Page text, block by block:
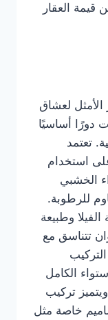
العقار
الأمثل لعشاق
دورًا أساسيًا
تعتمد
استخدام
الخشبي
للرطوبة.
وطبيعة
تتناسق مع
التركيب
الكامل
تركيب
خاصة مثل